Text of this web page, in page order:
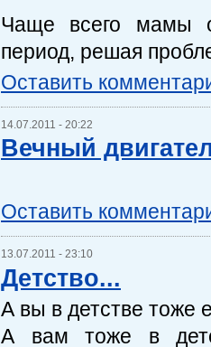
Чаще всего мамы
период, решая
Оставить
14.07.2011 - 20:22
Вечный
Оставить
13.07.2011 - 23:10
Детство...
А вы в детстве тоже
А вам тоже в